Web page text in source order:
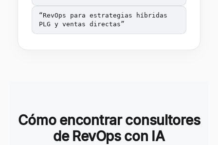
“RevOps para estrategias híbridas
PLG y ventas directas”
Cómo encontrar consultores
de RevOps con IA